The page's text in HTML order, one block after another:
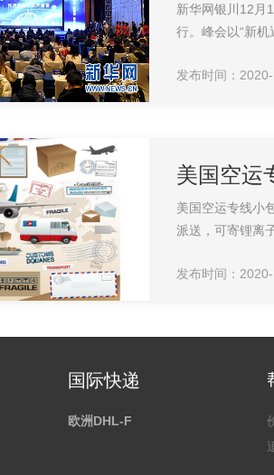
新华网银川12月
行。峰会以“新机
发布时间：
美国空运
美国空运专线小
派送，可寄锂离
发布时间：
国际快递
欧洲DHL-F